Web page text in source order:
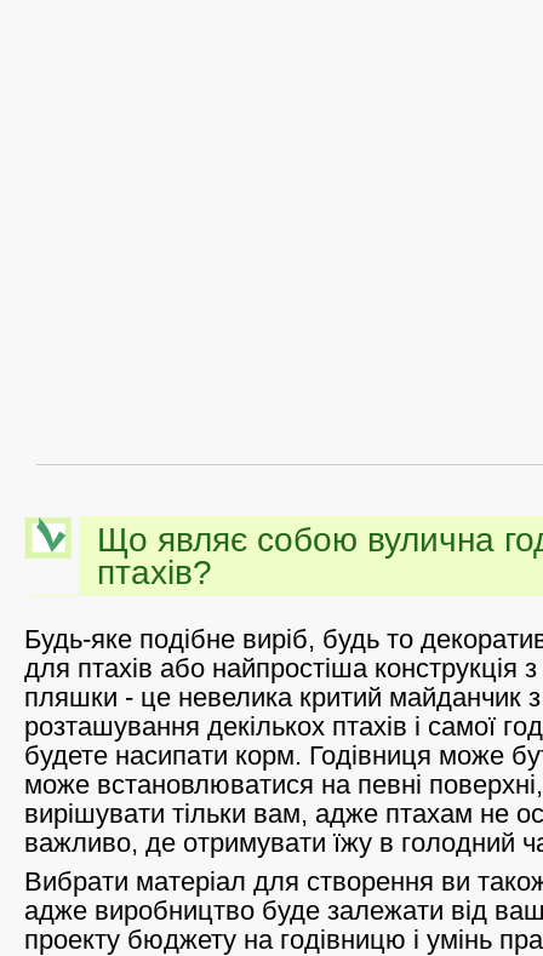
Що являє собою вулична
птахів?
Будь-яке подібне виріб, будь то
для птахів або найпростіша конструкція
пляшки - це невелика критий майданчик
розташування декількох птахів і самої
будете насипати корм. Годівниця може
може встановлюватися на певні
вирішувати тільки вам, адже птахам не
важливо, де отримувати їжу в голодний
Вибрати матеріал для створення ви
адже виробництво буде залежати від
проекту бюджету на годівницю і умінь